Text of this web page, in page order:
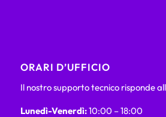
ORARI D’UFFICIO
Il nostro supporto tecnico risponde
Lunedì-Venerdì:10:00 – 18:00